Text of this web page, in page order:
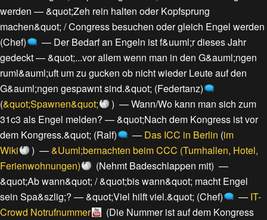
werden —&quot;Zeh rein halten oder Kopfsprung
machen&quot; / Congress besuchen oder gleich Engel werden
(Chef)
— Der Bedarf an Engeln ist f&uuml;r dieses Jahr
gedeckt—&quot;...vor allem wenn man in den G&auml;ngen
ruml&auml;uft um zu gucken ob nicht wieder Leute auf den
G&auml;ngen gespawnt sind.&quot; (Federtanz)
(&quot;Spawnen&quot; ) —Wann/Wo kann man sich zum
31c3 als Engel melden? —&quot;Nach dem Kongress ist vor
dem Kongress.&quot; (Ralf)
— Das ICC in Berlin (im
Wiki
) —&Uuml;bernachten beim CCC (Turnhallen, Hotel,
Ferienwohnungen)
(Nehmt Badeschlappen mit) —
&quot;Ab wann&quot; / &quot;bis wann&quot; macht Engel
sein Spa&szlig;? —&quot;Viel hilft viel.&quot; (Chef) — IT-
Crowd Notrufnummer
(Die Nummer ist auf dem Kongress